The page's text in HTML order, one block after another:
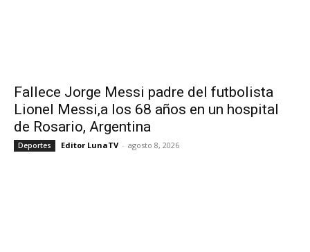
Fallece Jorge Messi padre del futbolista
Lionel Messi,a los 68 años en un hospital
de Rosario, Argentina
Deportes Editor LunaTV - agosto 8, 2026